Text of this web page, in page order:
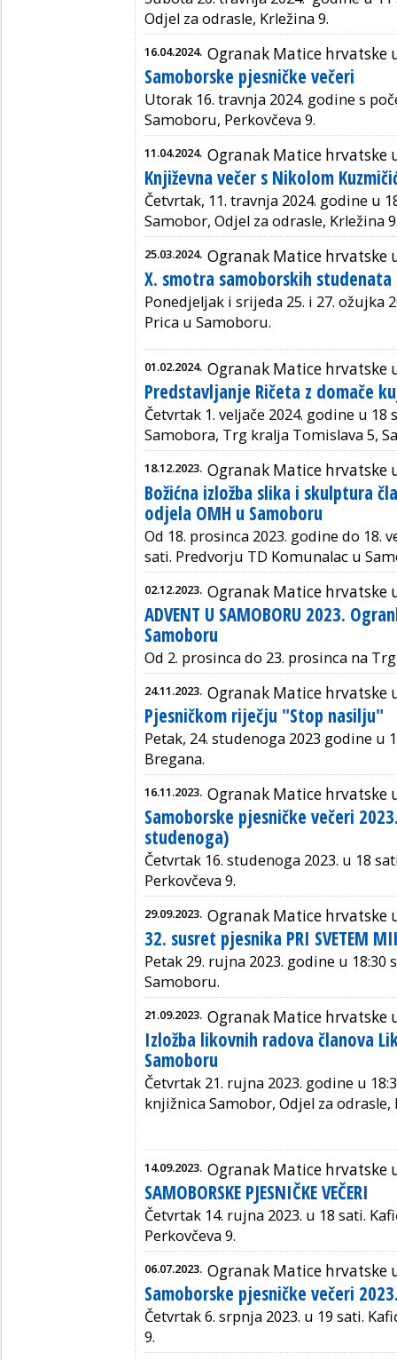
Odjel za odrasle, Krležina 9.
16.04.2024. Ogranak Matice hrvatske
Samoborske pjesničke večeri
Utorak 16. travnja 2024. godine s
Samoboru, Perkovčeva 9.
11.04.2024. Ogranak Matice hrvatske
Književna večer s Nikolom
Četvrtak, 11. travnja 2024. godine u
Samobor, Odjel za odrasle, Krležina
25.03.2024. Ogranak Matice hrvatske
X. smotra samoborskih studenata
Ponedjeljak i srijeda 25. i 27. ožujka
Prica u Samoboru.
01.02.2024. Ogranak Matice hrvatske
Predstavljanje Ričeta z domače
Četvrtak 1. veljače 2024. godine u 18
Samobora, Trg kralja Tomislava 5,
18.12.2023. Ogranak Matice hrvatske
Božićna izložba slika i skulptura
odjela OMH u Samoboru
Od 18. prosinca 2023. godine do 18.
sati. Predvorju TD Komunalac u
02.12.2023. Ogranak Matice hrvatske
ADVENT U SAMOBORU 2023.
Samoboru
Od 2. prosinca do 23. prosinca na
24.11.2023. Ogranak Matice hrvatske
Pjesničkom riječju "Stop nasilju"
Petak, 24. studenoga 2023 godine u
Bregana.
16.11.2023. Ogranak Matice hrvatske
Samoborske pjesničke večeri
studenoga)
Četvrtak 16. studenoga 2023. u 18
Perkovčeva 9.
29.09.2023. Ogranak Matice hrvatske
32. susret pjesnika PRI SVETEM
Petak 29. rujna 2023. godine u 18:30
Samoboru.
21.09.2023. Ogranak Matice hrvatske
Izložba likovnih radova članova
Samoboru
Četvrtak 21. rujna 2023. godine u
knjižnica Samobor, Odjel za odrasle,
14.09.2023. Ogranak Matice hrvatske
SAMOBORSKE PJESNIČKE VEČERI
Četvrtak 14. rujna 2023. u 18 sati.
Perkovčeva 9.
06.07.2023. Ogranak Matice hrvatske
Samoborske pjesničke večeri
Četvrtak 6. srpnja 2023. u 19 sati. K
9.